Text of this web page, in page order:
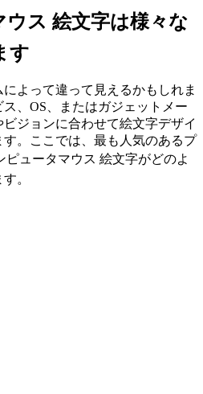
ス 絵文字は様々な
す
よって違って見えるかもしれま
、OS、またはガジェットメー
ジョンに合わせて絵文字デザイ
。ここでは、最も人気のあるプ
ュータマウス 絵文字がどのよ
。